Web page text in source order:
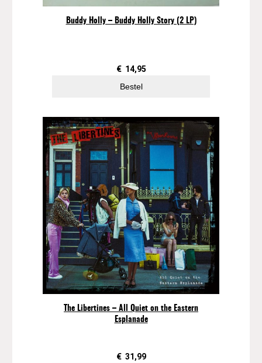
Buddy Holly – Buddy Holly Story (2 LP)
€ 14,95
Bestel
The Libertines – All Quiet on the Eastern
Esplanade
€ 31,99